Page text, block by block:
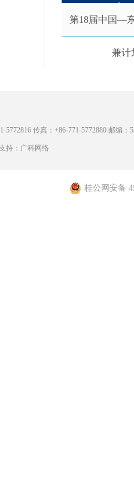
第18届中国—
兼计
传真：+86-771-5772880 邮编：
持：广科网络
桂公网安备